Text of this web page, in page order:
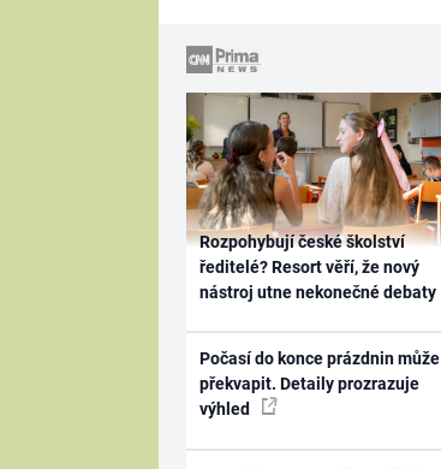
Rozpohybují české školství
ředitelé? Resort věří, že nový
nástroj utne nekonečné debaty
Počasí do konce prázdnin může
překvapit. Detaily prozrazuje
výhled